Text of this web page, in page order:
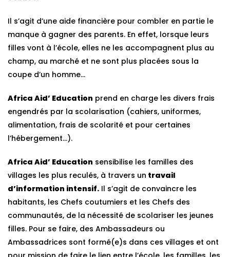
Il s’agit d’une aide financière pour combler en partie le
manque à gagner des parents. En effet, lorsque leurs
filles vont à l’école, elles ne les accompagnent plus au
champ, au marché et ne sont plus placées sous la
coupe d’un homme…
Africa Aid’ Education prend en charge les divers frais
engendrés par la scolarisation (cahiers, uniformes,
alimentation, frais de scolarité et pour certaines
l’hébergement…).
Africa Aid’ Education sensibilise les familles des
villages les plus reculés, à travers un travail
d’information intensif. Il s’agit de convaincre les
habitants, les Chefs coutumiers et les Chefs des
communautés, de la nécessité de scolariser les jeunes
filles. Pour se faire, des Ambassadeurs ou
Ambassadrices sont formé(e)s dans ces villages et ont